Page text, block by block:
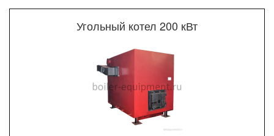
Угольный котел 200 кВт